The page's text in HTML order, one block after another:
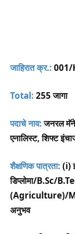
जाहिरात क्र.: 001/
Total: 255 जागा
पदाचे नाव:जनरल
एनालिस्ट, शिफ्ट
शैक्षणिक पात्रता: (i)
डिप्लोमा/B.Sc/
(Agriculture)/
अनुभव